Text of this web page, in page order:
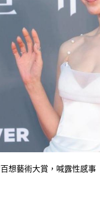
想藝術大賞，喊露性感事